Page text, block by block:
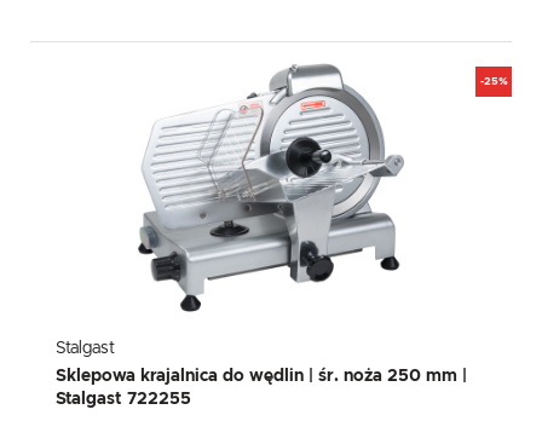
-25%
Stalgast
Sklepowa krajalnica do wędlin | śr. noża 250 mm |
Stalgast 722255